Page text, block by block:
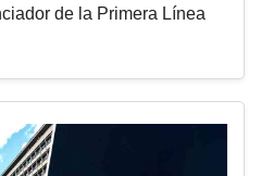
de la Primera Línea